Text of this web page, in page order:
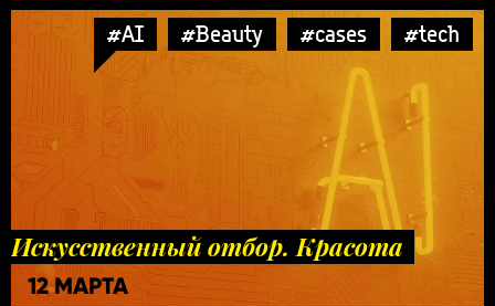
#AI #Beauty #cases #tech
Искусственный отбор. Красота
12 МАРТА